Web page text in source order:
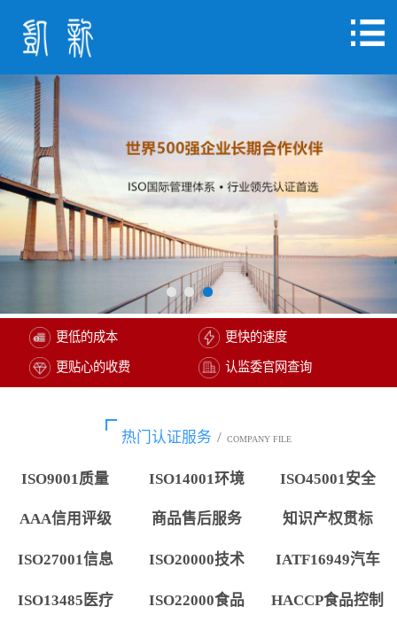
更低的成本 更快的速度
更贴心的收费 认监委官网查询
热门认证服务 / COMPANY FILE
ISO9001质量 ISO14001环境 ISO45001安全
AAA信用评级 商品售后服务 知识产权贯标
ISO27001信息 ISO20000技术 IATF16949汽车
ISO13485医疗 ISO22000食品 HACCP食品控制